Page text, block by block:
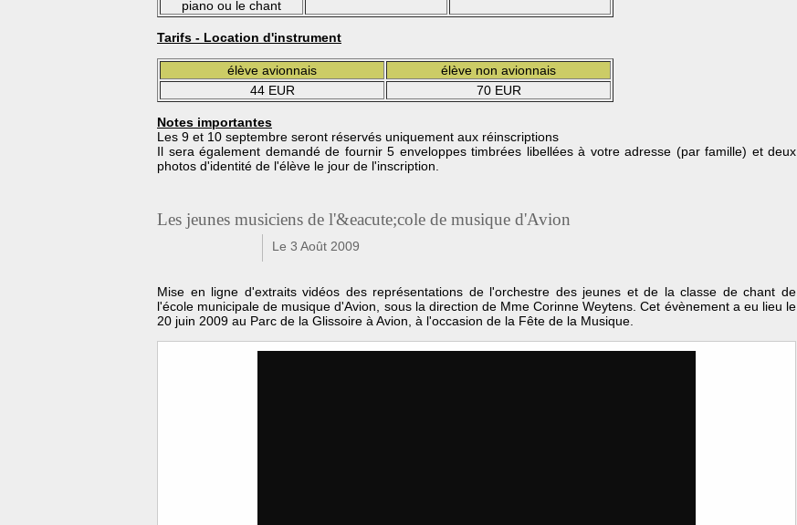
piano ou le chant
Tarifs - Location d'instrument
élève avionnais
élève non avionnais
44 EUR
70 EUR
Notes importantes
Les 9 et 10 septembre seront réservés uniquement aux réinscriptions
Il sera également demandé de fournir 5 enveloppes timbrées libellées à votre adresse (par famille) et deux
photos d'identité de l'élève le jour de l'inscription.
Les jeunes musiciens de l'&eacute;cole de musique d'Avion
Le 3 Août 2009
Mise en ligne d'extraits vidéos des représentations de l'orchestre des jeunes et de la classe de chant de
l'école municipale de musique d'Avion, sous la direction de Mme Corinne Weytens. Cet évènement a eu lieu le
20 juin 2009 au Parc de la Glissoire à Avion, à l'occasion de la Fête de la Musique.